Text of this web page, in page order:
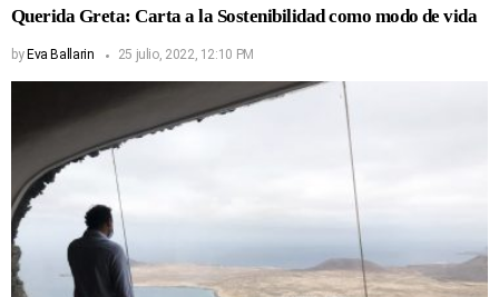
Querida Greta: Carta a la Sostenibilidad como modo de vida
by Eva Ballarin 25 julio, 2022, 12:10 PM